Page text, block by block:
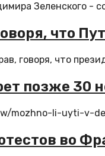
Зеленского -
что
говоря, что
позже 30
mozhno-li-uyti-v-
во